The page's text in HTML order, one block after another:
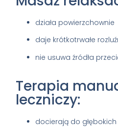
działa powierzchownie
daje krótkotrwałe
nie usuwa źródła
Terapia
leczniczy:
docierają do